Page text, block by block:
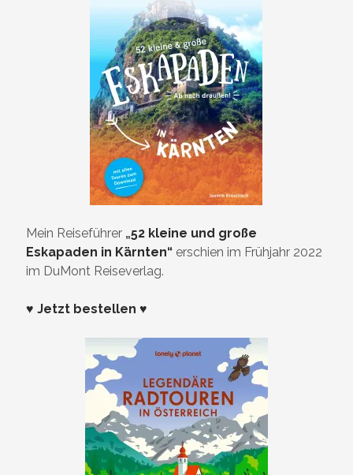
Mein Reiseführer „52 kleine und große
Eskapaden in Kärnten“ erschien im Frühjahr 2022
im DuMont Reiseverlag.
♥ Jetzt bestellen ♥